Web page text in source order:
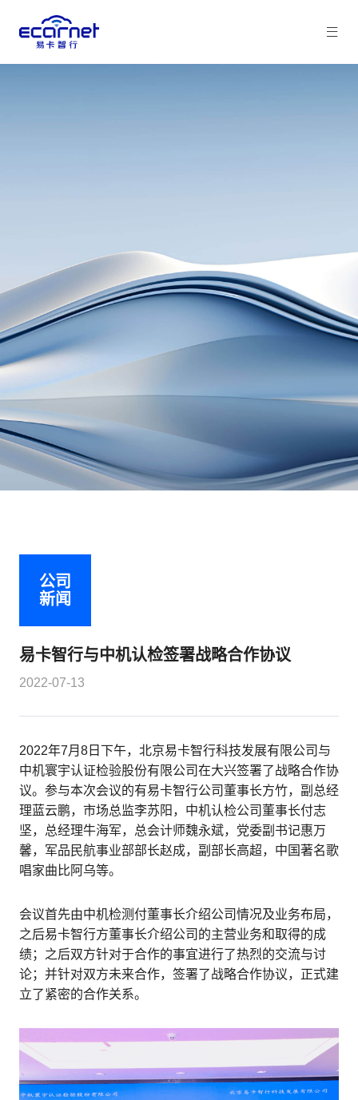
公司
新闻
易卡智行与中机认检签署战略合作协议
2022-07-13
2022年7月8日下午，北京易卡智行科技发展有限公司与
中机寰宇认证检验股份有限公司在大兴签署了战略合作协
议。参与本次会议的有易卡智行公司董事长方竹，副总经
理蓝云鹏，市场总监李苏阳，中机认检公司董事长付志
坚，总经理牛海军，总会计师魏永斌，党委副书记惠万
馨，军品民航事业部部长赵成，副部长高超，中国著名歌
唱家曲比阿乌等。
会议首先由中机检测付董事长介绍公司情况及业务布局，
之后易卡智行方董事长介绍公司的主营业务和取得的成
绩；之后双方针对于合作的事宜进行了热烈的交流与讨
论；并针对双方未来合作，签署了战略合作协议，正式建
立了紧密的合作关系。